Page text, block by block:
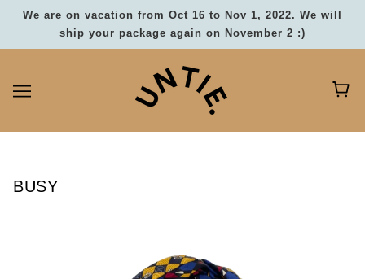
We are on vacation from Oct 16 to Nov 1, 2022. We will
ship your package again on November 2 :)
BUSY